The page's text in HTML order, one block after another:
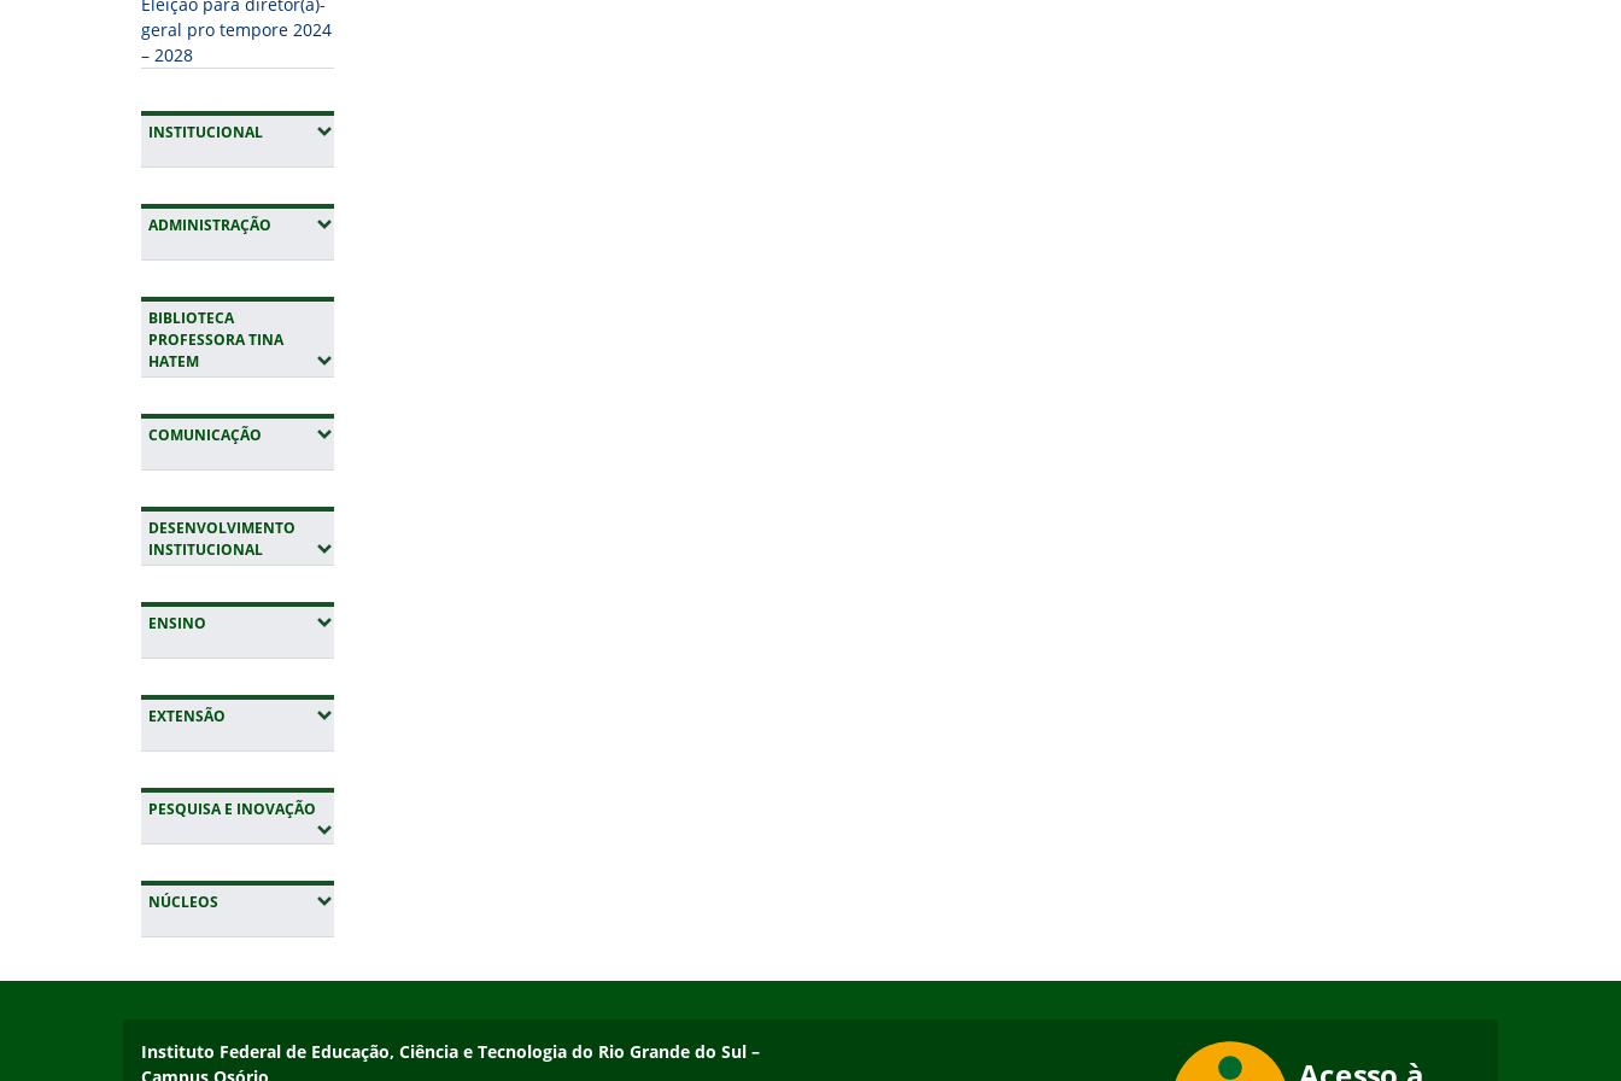
geral pro tempore 2024
– 2028
INSTITUCIONAL(EXPANDIR SUBMENUS)
ADMINISTRAÇÃO (EXPANDIR SUBMENUS)
BIBLIOTECA
PROFESSORA TINA
HATEM(EXPANDIR SUBMENUS)
COMUNICAÇÃO (EXPANDIR SUBMENUS)
DESENVOLVIMENTO
INSTITUCIONAL(EXPANDIR SUBMENUS)
ENSINO (EXPANDIR SUBMENUS)
EXTENSÃO (EXPANDIR SUBMENUS)
PESQUISA E INOVAÇÃO
NÚCLEOS (EXPANDIR SUBMENUS)
Instituto Federal de Educação, Ciência e Tecnologia do Rio Grande do Sul – Campus Osório
Instituto Federal de Educação, Ciência e Tecnologia do Rio Grande do Sul –